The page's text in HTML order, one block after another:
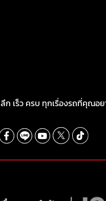
ลึก เร็ว ครบ ทุกเรื่องรถที่คุณอ